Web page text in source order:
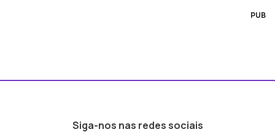
PUB
Siga-nos nas redes sociais